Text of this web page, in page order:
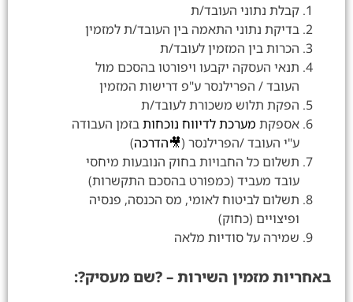
קבלת נתוני העובד/ת
בדיקת נתוני התאמה בין העובד/ת למזמין
הכרות בין המזמין לעובד/ת
תנאי העסקה יקבעו ויפורטו בהסכם מול
העובד / הפרילנסר ע"פ דרישות המזמין
הפקת תלוש משכורת לעובד/ת
אספקת מערכת לדיווח נוכחותבזמן העבודה
ע"י העובד /הפרילנסר (🎥הדרכה)
תשלום כל החבויות בחוק הנובעות מיחסי
עובד מעביד (כמפורט בהסכם התקשרות)
תשלום לביטוח לאומי, מס הכנסה, פנסיה
ופיצויים (כחוק)
שמירה על סודיות מלאה
באחריות מזמין השירות – ?שם מעסיק?: